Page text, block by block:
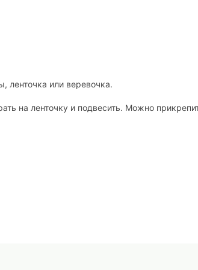
ленточка или веревочка.
на ленточку и подвесить. Можно